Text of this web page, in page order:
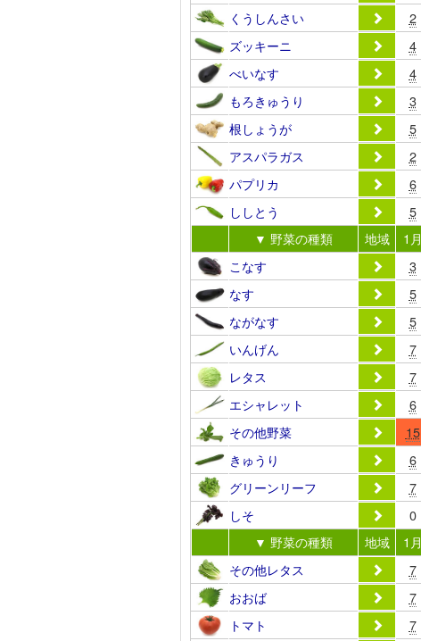
くうしんさい
2
ズッキーニ
4
べいなす
4
もろきゅうり
3
根しょうが
5
アスパラガス
2
パプリカ
6
ししとう
5
▼ 野菜の種類
地域 1月
こなす
3
なす
5
ながなす
5
いんげん
7
レタス
7
エシャレット
6
その他野菜
15
きゅうり
6
グリーンリーフ
7
しそ
0
▼ 野菜の種類
地域 1月
その他レタス
7
おおば
7
トマト
7